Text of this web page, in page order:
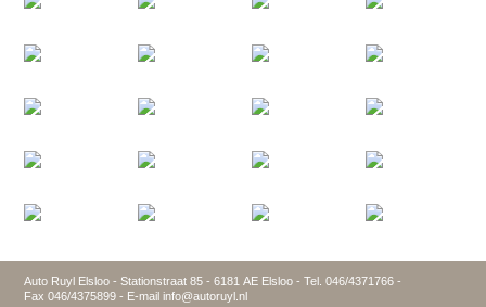
Auto Ruyl Elsloo - Stationstraat 85 - 6181 AE Elsloo - Tel. 046/4371766 -
Fax 046/4375899 - E-mail info@autoruyl.nl